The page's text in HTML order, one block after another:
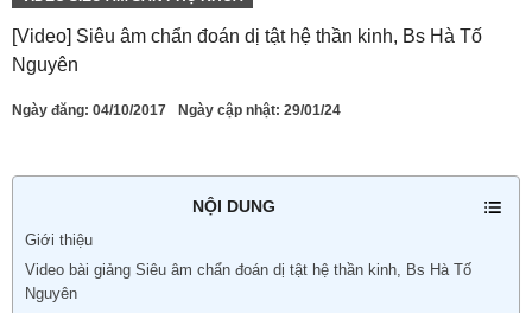
[Video] Siêu âm chẩn đoán dị tật hệ thần kinh, Bs Hà Tố
Nguyên
Ngày đăng: 04/10/2017 Ngày cập nhật: 29/01/24
NỘI DUNG
Giới thiệu
Video bài giảng Siêu âm chẩn đoán dị tật hệ thần kinh, Bs Hà Tố
Nguyên